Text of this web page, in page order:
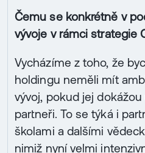
Čemu se konkrétně v
vývoje v rámci strategie
Vycházíme z toho, že
holdingu neměli mít
vývoj, pokud jej
partneři. To se týká i
školami a dalšími
nimiž nyní velmi